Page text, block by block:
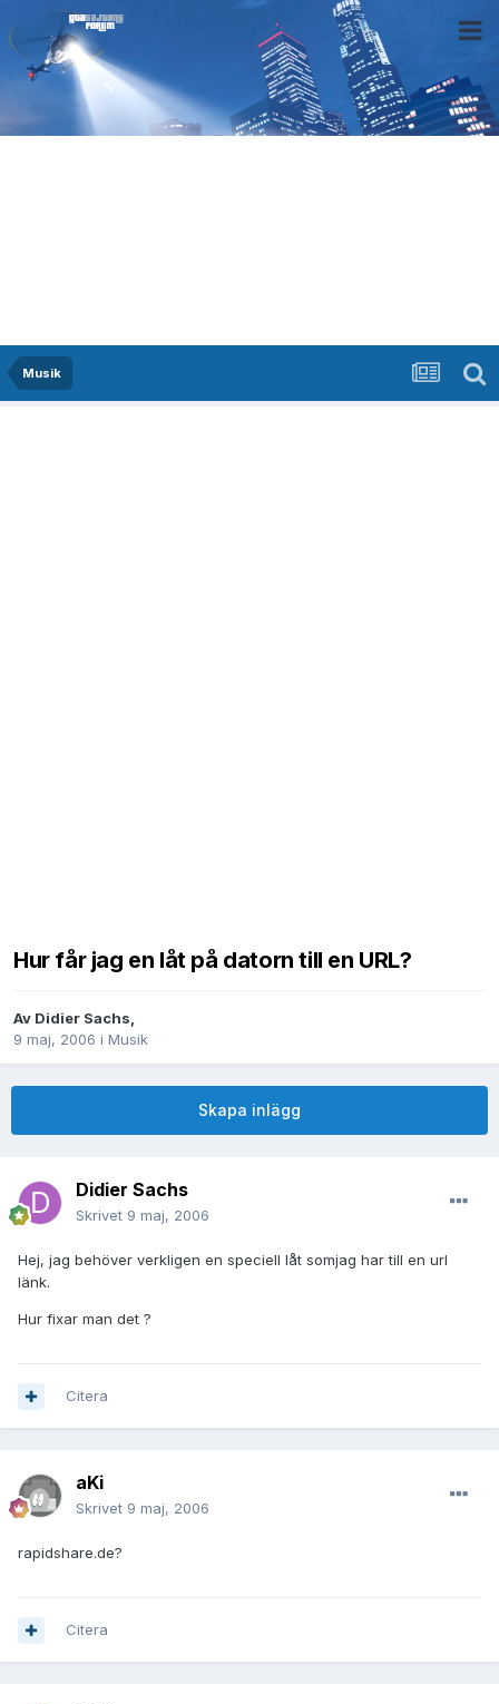
Musik
Hur får jag en låt på datorn till en URL?
Av Didier Sachs,
9 maj, 2006 i Musik
Skapa inlägg
Didier Sachs
Skrivet 9 maj, 2006
Hej, jag behöver verkligen en speciell låt somjag har till en url
länk.
Hur fixar man det ?
Citera
aKi
Skrivet 9 maj, 2006
rapidshare.de?
Citera